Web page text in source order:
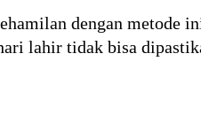
dengan metode
lahir tidak bisa